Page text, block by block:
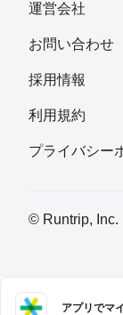
運営会社
お問い合わせ
採用情報
利用規約
プライバシー
© Runtrip, Inc.
アプリでマ